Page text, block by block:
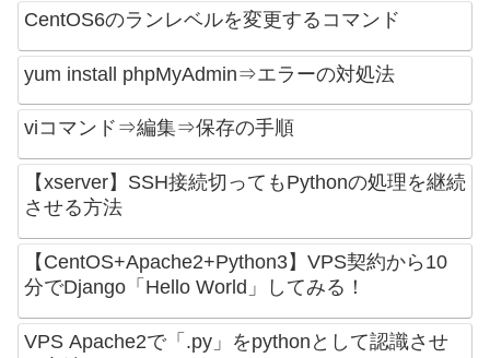
CentOS6のランレベルを変更するコマンド
yum install phpMyAdmin⇒エラーの対処法
viコマンド⇒編集⇒保存の手順
【xserver】SSH接続切ってもPythonの処理を継続
させる方法
【CentOS+Apache2+Python3】VPS契約から10
分でDjango「Hello World」してみる！
VPS Apache2で「.py」をpythonとして認識させ